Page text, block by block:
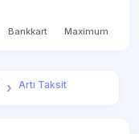
Bankkart Maximum
Artı Taksit